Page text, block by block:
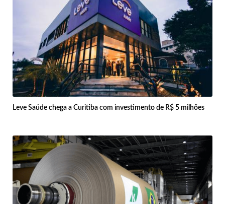
Leve Saúde chega a Curitiba com investimento de R$ 5 milhões